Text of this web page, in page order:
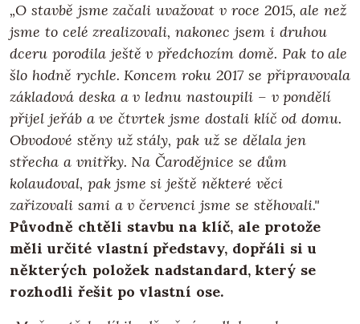
„O stavbě jsme začali uvažovat v roce 2015, ale než
jsme to celé zrealizovali, nakonec jsem i druhou
dceru porodila ještě v předchozím domě. Pak to ale
šlo hodně rychle. Koncem roku 2017 se připravovala
základová deska a v lednu nastoupili – v pondělí
přijel jeřáb a ve čtvrtek jsme dostali klíč od domu.
Obvodové stěny už stály, pak už se dělala jen
střecha a vnitřky. Na Čarodějnice se dům
kolaudoval, pak jsme si ještě některé věci
zařizovali sami a v červenci jsme se stěhovali."
Původně chtěli stavbu na klíč, ale protože
měli určité vlastní představy, dopřáli si u
některých položek nadstandard, který se
rozhodli řešit po vlastní ose.